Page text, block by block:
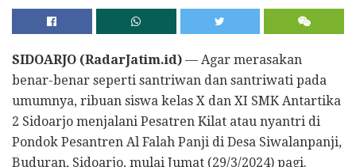
SIDOARJO (RadarJatim.id) — Agar merasakan
benar-benar seperti santriwan dan santriwati pada
umumnya, ribuan siswa kelas X dan XI SMK Antartika
2 Sidoarjo menjalani Pesatren Kilat atau nyantri di
Pondok Pesantren Al Falah Panji di Desa Siwalanpanji,
Buduran, Sidoarjo, mulai Jumat (29/3/2024) pagi.